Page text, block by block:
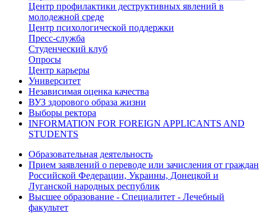
Центр профилактики деструктивных явлений в
молодежной среде
Центр психологической поддержки
Пресс-служба
Студенческий клуб
Опросы
Центр карьеры
Университет
Независимая оценка качества
ВУЗ здорового образа жизни
Выборы ректора
INFORMATION FOR FOREIGN APPLICANTS AND
STUDENTS
Образовательная деятельность
Прием заявлений о переводе или зачисления от граждан
Российской Федерации, Украины, Донецкой и
Луганской народных республик
Высшее образование - Специалитет - Лечебный
факультет